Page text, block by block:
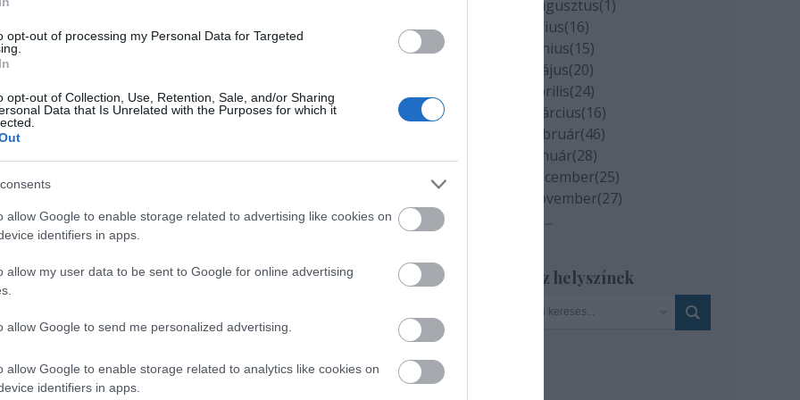
opt-out of processing my Personal Data for Targeted
opt-out of Collection, Use, Retention, Sale, and/or Sharing
Data that Is Unrelated with the Purposes for which it
allow Google to enable storage related to advertising like cookies on
identifiers in apps.
allow my user data to be sent to Google for online advertising
allow Google to send me personalized advertising.
allow Google to enable storage related to analytics like cookies on
identifiers in apps.
használják ki, csak töredékét.
már megismert tudálékos oktató szerepét, Mucsi
rezignáltan reagáló lecsúszott értelmiségit,
(Már-már elvárná az ember, hogy magánéletben is
makkos cipőben támassza a pultot egy vidéki
végén amint taxiba szállva, européer módon
is meggyőzően adja az egykor jobb napokat
hasznosuló szociopata mimikája is ütős, de a
darabba. Azon, hogy valakit szódásszifonnal
piactéren vendégszereplő Columbiai
de ezt inkább a színészi alakítás, mint a
ismétlődnek, a cselekményszövéssel
ilyen színészekkel ennyit tudott csak kihozni Tasnádi
2020 augusztus(1)
2020 július(16)
2020 június(15)
2020 május(20)
2020 április(24)
2020 március(16)
2020 február(46)
2020 január(28)
2019 december(25)
2019 november(27)
...
Szinház helyszínek